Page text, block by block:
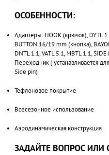
ОСОБЕННОСТИ:
Адаптеры: HOOK (крючок), DYTL
BUTTON 16/19 mm (кнопка),
DNTL 1.1, VATL 5.1, MBTL 1.1,
Переходник ( устанавливается
Side pin)
Тефлоновое покрытие
Всесезонное использование
Аэродинамическая конструкция
ЗАДАЙТЕ ВОПРОС ИЛИ